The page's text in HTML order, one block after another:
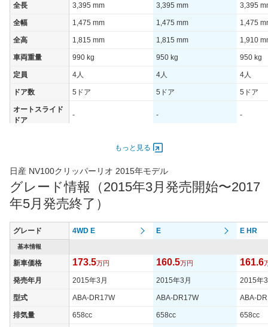
全長 3,395 mm 3,395 mm 3,395
全幅 1,475 mm 1,475 mm 1,475
全高 1,815 mm 1,815 mm 1,910
車両重量 990 kg 950 kg 950 kg
定員 4人 4人 4人
ドア数 5ドア 5ドア 5ドア
オートスライド
ドア
- - -
47.00 [64]/ 6,000 47.00 [64]/ 6,000
最高トルク 95 [9.7]/ 4,400 95 [9.7]/ 4,400
過給機 TB TB TB
タイヤ
(前)
165/60R14 75H 165/60R14 75H 165/
タイヤサイズ
(後)
街地)
- - -
もっと見る
日産 NV100クリッパーリオ 2015年モデル
グレード情報（2015年3月発売開始〜2017
年5月発売終了）
グレード 4WD E E E HR
基本情報
新車価格 173.5万円 160.5万円 161.6
発売年月 2015年3月 2015年3月 2015年
型式 ABA-DR17W ABA-DR17W ABA-
排気量 658cc 658cc 658cc